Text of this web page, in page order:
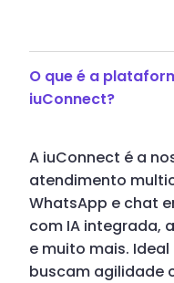
O que é a
iuConnect?
A iuConnect é a
atendimento
WhatsApp e chat
com IA integrada,
e muito mais.
buscam agilidade